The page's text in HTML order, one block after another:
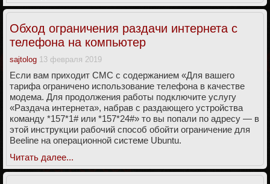
Обход ограничения раздачи интернета с
телефона на компьютер
sajtolog 13 февраля 2019
Если вам приходит СМС с содержанием «Для вашего
тарифа ограничено использование телефона в качестве
модема. Для продолжения работы подключите услугу
«Раздача интернета», набрав с раздающего устройства
команду *157*1# или *157*24#» то вы попали по адресу — в
этой инструкции рабочий способ обойти ограничение для
Beeline на операционной системе Ubuntu.
Читать далее...